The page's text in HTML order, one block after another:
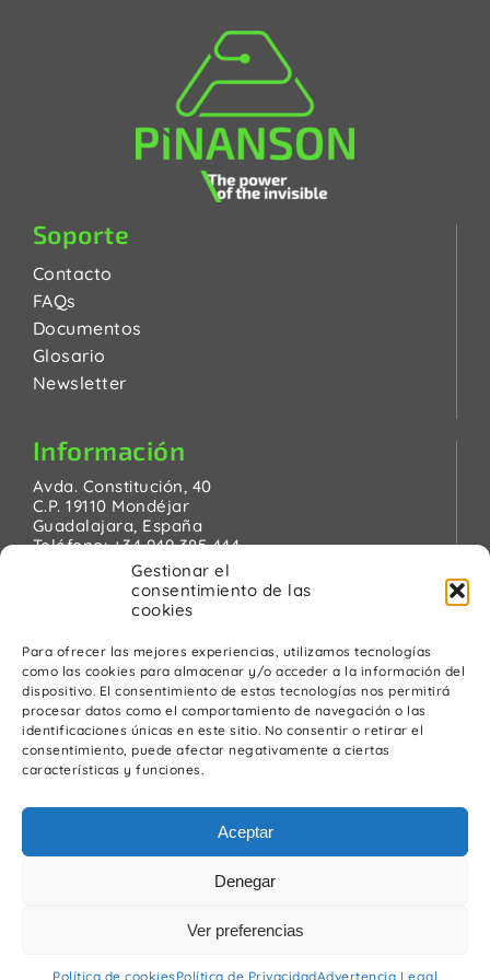
Gestionar el
consentimiento de las
cookies
Para ofrecer las mejores experiencias, utilizamos tecnologías
como las cookies para almacenar y/o acceder a la información del
dispositivo. El consentimiento de estas tecnologías nos permitirá
procesar datos como el comportamiento de navegación o las
identificaciones únicas en este sitio. No consentir o retirar el
consentimiento, puede afectar negativamente a ciertas
características y funciones.
Aceptar
Denegar
Ver preferencias
Política de cookiesPolítica de PrivacidadAdvertencia Legal
Soporte
Contacto
FAQs
Documentos
Glosario
Newsletter
Información
Avda. Constitución, 40
C.P. 19110 Mondéjar
Guadalajara, España
Teléfono:+34 949 385 444
pinanson@pinanson.eu
Legal
Política de Privacidad
Advertencia Legal
Política de cookies
Política de calidad y medio ambiente
© Pínanson 2026